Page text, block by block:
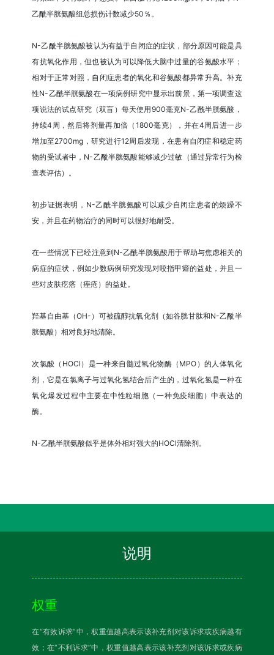
乙酰半胱氨酸组总损伤计数减少50％。
N-乙酰半胱氨酸被认为有益于自闭症的症状，部分原因可能是具
有抗氧化作用，但也被认为可以降低大脑中过量的谷氨酸水平；
相对于正常对照，自闭症患者的氧化和谷氨酸都异常升高。补充
性N-乙酰半胱氨酸在一项病例研究中显示出前景，第一项调查这
项说法的试点研究（双盲）每天使用900毫克N-乙酰半胱氨酸，
持续4周，然后将剂量再加倍（1800毫克），并在4周后进一步
增加至2700mg，研究进行12周后发现，在患有自闭症和稳定药
物的受试者中，N-乙酰半胱氨酸能够减少过敏（通过异常行为检
查表评估）。
初步证据表明，N-乙酰半胱氨酸可以减少自闭症患者的烦躁不
安，并且在药物治疗的同时可以很好地耐受。
在一些情况下已经注意到N-乙酰半胱氨酸用于帮助与焦虑相关的
病症的症状，例如少数病例研究发现对咬指甲癖的益处，并且一
些对皮肤疙瘩（痤疮）的益处。
羟基自由基（OH-）可被硫醇抗氧化剂（如谷胱甘肽和N-乙酰半
胱氨酸）相对良好地清除。
次氯酸（HOCl）是一种来自髓过氧化物酶（MPO）的人体氧化
剂，它是在氯离子与过氧化氢结合后产生的，过氧化氢是一种在
氧化爆发过程中主要在中性粒细胞（一种免疫细胞）中表达的
酶。
N-乙酰半胱氨酸似乎是体外相对强大的HOCl清除剂。
说明
权重
在“有效诉求”中，权重值越高表示该补充剂对该诉求或疾病越有
效；在“不利诉求”中，权重值越高表示该补充剂对该诉求或疾病